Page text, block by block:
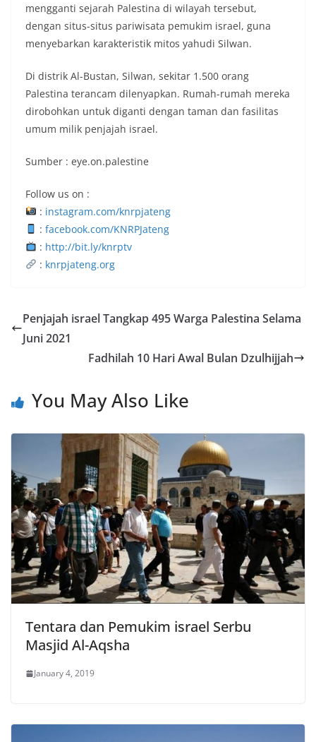
mengganti sejarah Palestina di wilayah tersebut,
dengan situs-situs pariwisata pemukim israel, guna
menyebarkan karakteristik mitos yahudi Silwan.
Di distrik Al-Bustan, Silwan, sekitar 1.500 orang
Palestina terancam dilenyapkan. Rumah-rumah mereka
dirobohkan untuk diganti dengan taman dan fasilitas
umum milik penjajah israel.
Sumber : eye.on.palestine
Follow us on :
: instagram.com/knrpjateng
: facebook.com/KNRPJateng
: http://bit.ly/knrptv
: knrpjateng.org
Penjajah israel Tangkap 495 Warga Palestina Selama
Juni 2021
Fadhilah 10 Hari Awal Bulan Dzulhijjah
You May Also Like
Tentara dan Pemukim israel Serbu
Masjid Al-Aqsha
January 4, 2019